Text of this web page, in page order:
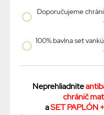
Doporučujeme
100% bavlna set
Neprehliadnite
chránič
aSET PAPLÓN